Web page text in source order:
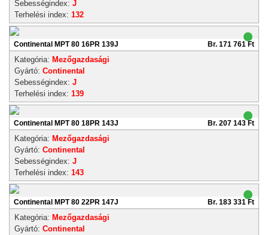
Sebességindex: J
Terhelési index: 132
Continental MPT 80 16PR 139J Br. 171 761 Ft
Kategória: Mezőgazdasági
Gyártó: Continental
Sebességindex: J
Terhelési index: 139
Continental MPT 80 18PR 143J Br. 207 143 Ft
Kategória: Mezőgazdasági
Gyártó: Continental
Sebességindex: J
Terhelési index: 143
Continental MPT 80 22PR 147J Br. 183 331 Ft
Kategória: Mezőgazdasági
Gyártó: Continental